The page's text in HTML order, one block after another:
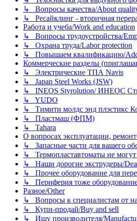
↳ Вопросы качества/About
↳ Ресайклинг - вторичная
Работа и учеба/Work and education
↳ Вопросы трудоустройства/
↳ Охрана труда/Labor protection
↳ Повышаем квалификацию/
Коммерческие разделы
↳ Электрические ТПА Navis
↳ Japan Steel Works (JSW)
↳ INEOS Styrolution/ ИНЕОС
↳ YUDO
↳ Тимити молдс энд плэстикс
↳ Пластмаш (ФПМ)
↳ Tahara
О вопросах эксплуатации,
↳ Запасные части для вашего
↳ Термопластавтоматы не могут
↳ Наши дорогие экструдеры/
↳ Прочее оборудование для
↳ Периферия тоже
Разное/Other
↳ Вопросы к специалистам от
↳ Купи-продай/Buy and sell
↳ Ищу производителя/